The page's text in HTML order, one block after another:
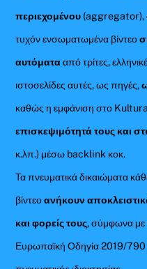
περιεχομένου (aggregator),
τυχόν ενσωματωμένα βίντεο
αυτόματααπό τρίτες,
ιστοσελίδες αυτές, ως πηγές,
καθώς η εμφάνιση στο
επισκεψιμότητά τους και
κ.λπ.) μέσω backlink κοκ.
Τα πνευματικά δικαιώματα
βίντεοανήκουν
και φορείς τους, σύμφωνα με
Ευρωπαϊκή Οδηγία 2019/790